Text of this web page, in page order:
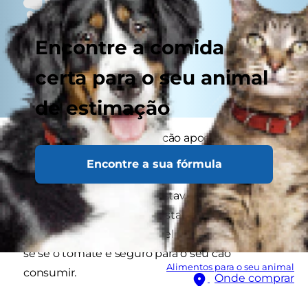
Encontre a comida
certa para o seu animal
de estimação
Encontre a sua fórmula
Alimentos para o seu animal
Onde comprar
Voltou a acontecer. O seu cão apoderou-se de
alguns alimentos para consumo humano sem a
sua permissão. Quer o seu cão tenha ingerido a
última fatia de pizza que estava perto do forno
ou provado o molho que estava numa tigela em
cima da mesa, está provavelmente a perguntar-
se se o tomate é seguro para o seu cão
consumir.